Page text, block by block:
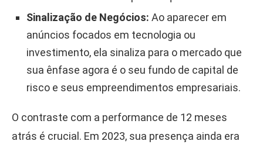
Sinalização de Negócios: Ao aparecer em
anúncios focados em tecnologia ou
investimento, ela sinaliza para o mercado que
sua ênfase agora é o seu fundo de capital de
risco e seus empreendimentos empresariais.
O contraste com a performance de 12 meses
atrás é crucial. Em 2023, sua presença ainda era